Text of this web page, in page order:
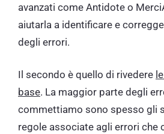
avanzati come Antidote o
aiutarla a identificare e
degli errori.
Il secondo è quello di rivedere
base. La maggior parte degli
commettiamo sono spesso gli
regole associate agli errori che